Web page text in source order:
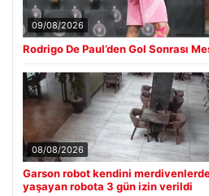
09/08/2026
Rodrigo De Paul’den Gol Sonrası
08/08/2026
Garson robot kendini
yaşayan robota 3 gün izin verildi